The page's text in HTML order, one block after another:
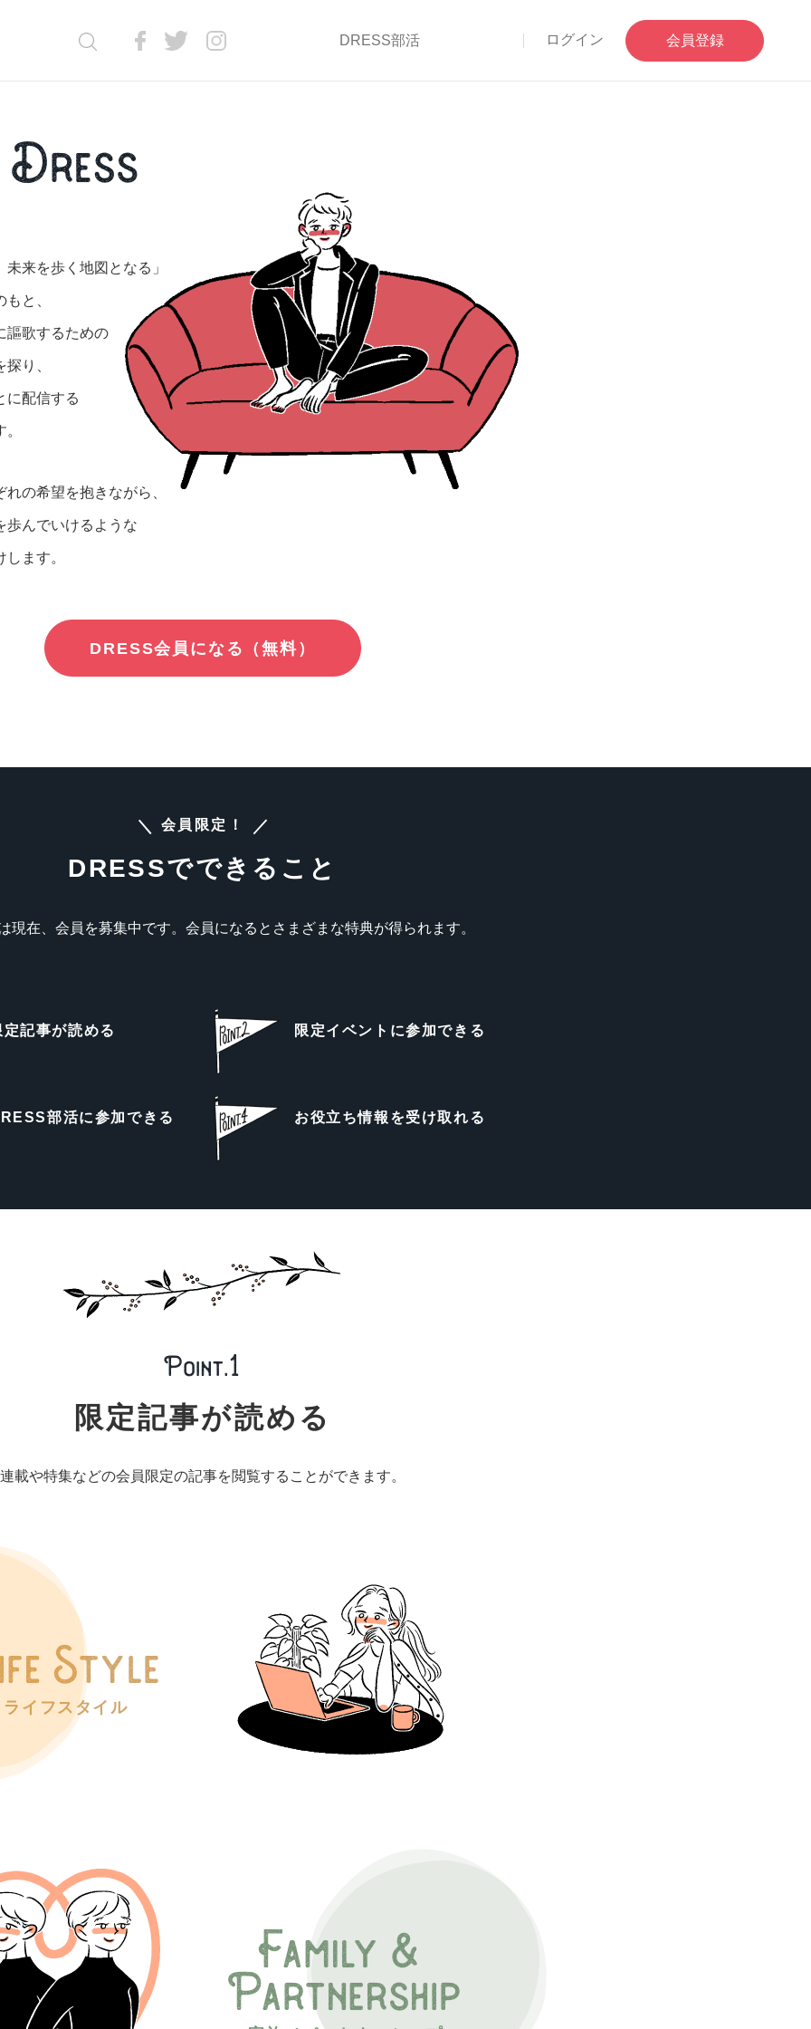
DRESS部活 ログイン 会員登録
来を歩く地図となる」
と、
謳歌するための
り、
に配信する
の希望を抱きながら、
歩んでいけるような
ます。
DRESS会員になる（無料）
会員限定！
DRESSでできること
現在、会員を募集中です。会員になるとさまざまな特典が得られます。
定記事が読める 限定イベントに参加できる
部活に参加できる お役立ち情報を受け取れる
限定記事が読める
連載や特集などの会員限定の記事を閲覧することができます。
ライフスタイル